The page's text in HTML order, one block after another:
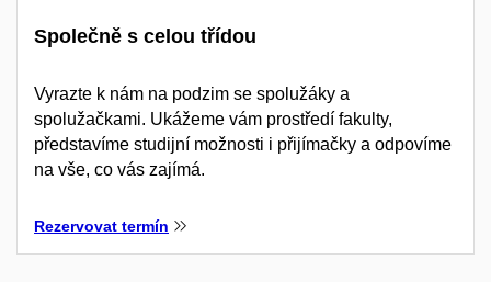
Společně s celou třídou
Vyrazte k nám na podzim se spolužáky a
spolužačkami. Ukážeme vám prostředí fakulty,
představíme studijní možnosti i přijímačky a odpovíme
na vše, co vás zajímá.
Rezervovat termín